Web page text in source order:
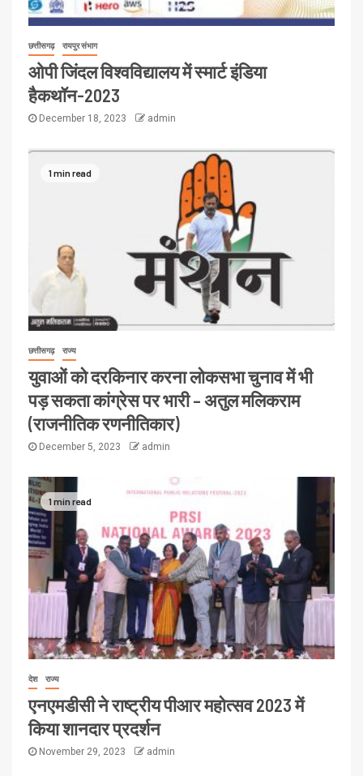
छत्तीसगढ़ रायपुर संभाग
ओपी जिंदल विश्वविद्यालय में स्मार्ट इंडिया
हैकथॉन-2023
December 18, 2023 admin
1 min read
छत्तीसगढ़ राज्य
युवाओं को दरकिनार करना लोकसभा चुनाव में भी
पड़ सकता कांग्रेस पर भारी – अतुल मलिकराम
(राजनीतिक रणनीतिकार)
December 5, 2023 admin
1 min read
देश राज्य
एनएमडीसी ने राष्ट्रीय पीआर महोत्सव 2023 में
किया शानदार प्रदर्शन
November 29, 2023 admin